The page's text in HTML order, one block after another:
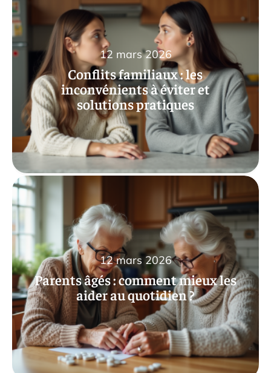
Conflits familiaux : les
inconvénients à éviter et
solutions pratiques
12 mars 2026
Parents âgés : comment mieux les
aider au quotidien ?
12 mars 2026